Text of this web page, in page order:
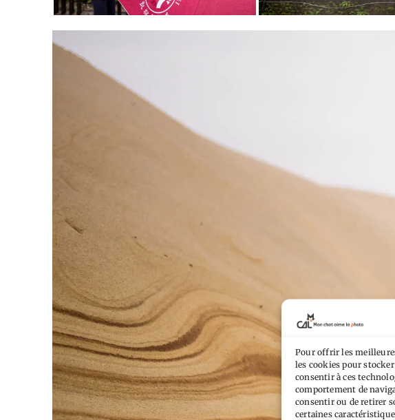
Pour offrir les
les cookies pour
consentir à ces
comportement de
consentir ou de retirer
certaines